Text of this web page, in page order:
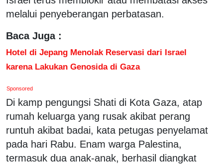
melalui penyeberangan perbatasan.
Baca Juga :
Hotel di Jepang Menolak Reservasi dari Israel
karena Lakukan Genosida di Gaza
Sponsored
Di kamp pengungsi Shati di Kota Gaza, atap
rumah keluarga yang rusak akibat perang
runtuh akibat badai, kata petugas penyelamat
pada hari Rabu. Enam warga Palestina,
termasuk dua anak-anak, berhasil diangkat